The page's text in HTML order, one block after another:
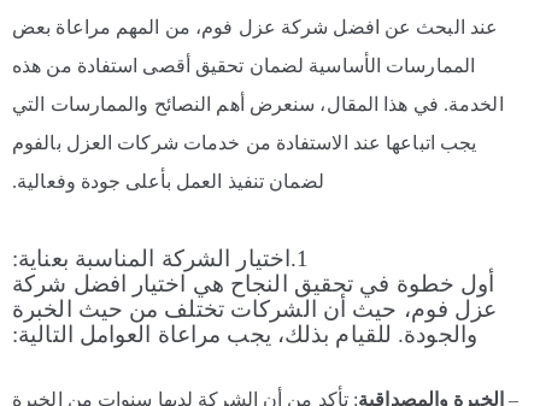
عند البحث عن افضل شركة عزل فوم، من المهم مراعاة بعض
الممارسات الأساسية لضمان تحقيق أقصى استفادة من هذه
الخدمة. في هذا المقال، سنعرض أهم النصائح والممارسات التي
يجب اتباعها عند الاستفادة من خدمات شركات العزل بالفوم
لضمان تنفيذ العمل بأعلى جودة وفعالية.
1.اختيار الشركة المناسبة بعناية:
أول خطوة في تحقيق النجاح هي اختيار افضل شركة
عزل فوم، حيث أن الشركات تختلف من حيث الخبرة
والجودة. للقيام بذلك، يجب مراعاة العوامل التالية:
– الخبرة والمصداقية: تأكد من أن الشركة لديها سنوات من الخبرة